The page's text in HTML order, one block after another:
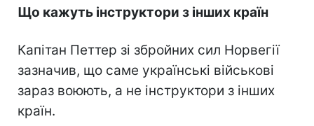
Що кажуть інструктори з інших країн
Капітан Петтер зі збройних сил Норвегії
зазначив, що саме українські військові
зараз воюють, а не інструктори з інших
країн.